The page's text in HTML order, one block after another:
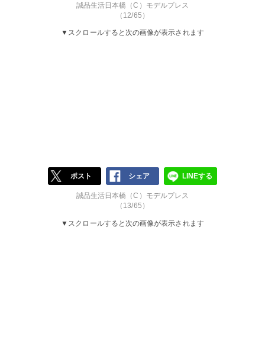
誠品生活日本橋（C）モデルプレス
（12/65）
▼スクロールすると次の画像が表示されます
ポスト シェア LINEする
誠品生活日本橋（C）モデルプレス
（13/65）
▼スクロールすると次の画像が表示されます